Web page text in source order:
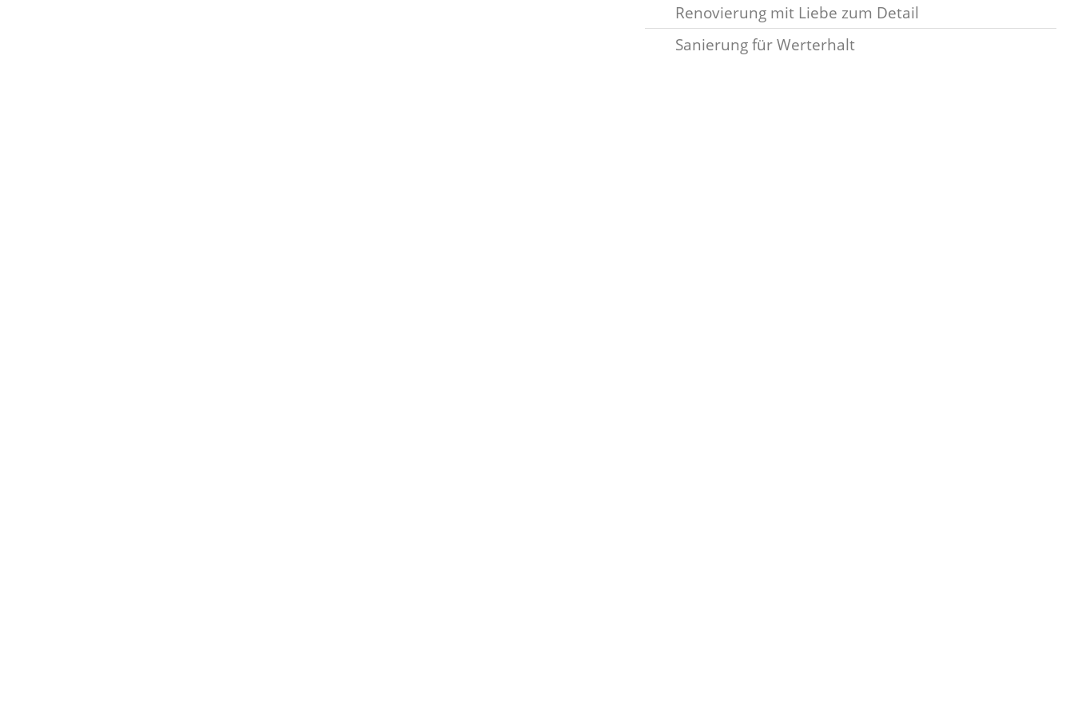
Renovierung mit Liebe zum Detail
Sanierung für Werterhalt